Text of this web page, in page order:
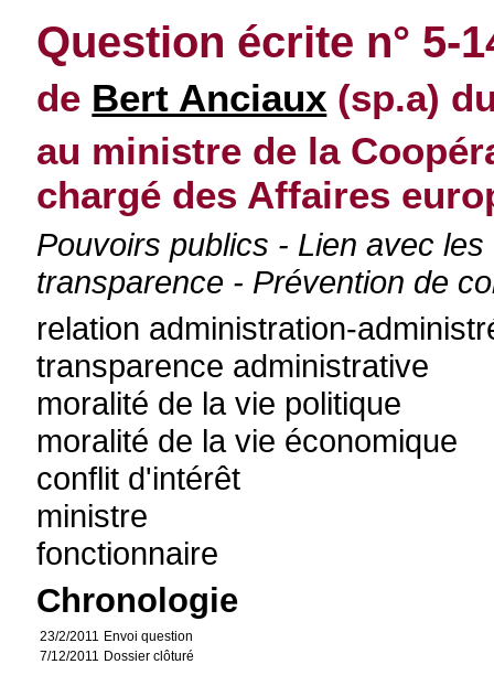
Question écrite n° 5-
de Bert Anciaux (sp.a)
au ministre de la
chargé des Affaires
Pouvoirs publics - Lien avec
transparence - Prévention de
relation administration-
transparence administrative
moralité de la vie politique
moralité de la vie économique
conflit d'intérêt
ministre
fonctionnaire
Chronologie
23/2/2011 Envoi question
7/12/2011 Dossier clôturé